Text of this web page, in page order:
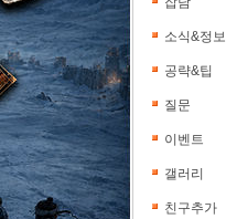
소식&정보
공략&팁
질문
이벤트
갤러리
친구추가